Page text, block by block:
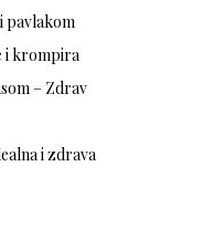
pavlakom
i krompira
– Zdrav
i zdrava